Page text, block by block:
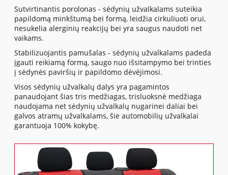
Sutvirtinantis porolonas - sėdynių užvalkalams suteikia
papildomą minkštumą bei formą, leidžia cirkuliuoti orui,
nesukelia alerginių reakcijų bei yra saugus naudoti net
vaikams.
Stabilizuojantis pamušalas - sėdynių užvalkalams padeda
įgauti reikiamą formą, saugo nuo išsitampymo bei trinties
į sėdynės paviršių ir papildomo dėvėjimosi.
Visos sėdynių užvalkalų dalys yra pagamintos
panaudojant šias tris medžiagas, trisluoksnė medžiaga
naudojama net sėdynių užvalkalų nugarinei daliai bei
galvos atramų užvalkalams, šie automobilių užvalkalai
garantuoja 100% kokybę.